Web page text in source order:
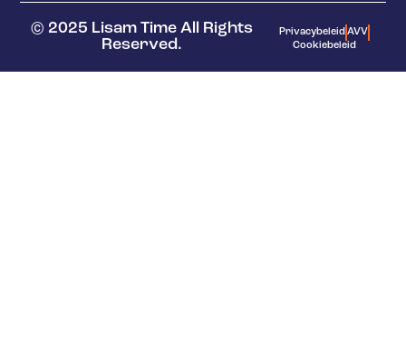
© 2025 Lisam Time All Rights
Reserved.
PrivacybeleidAVV
Cookiebeleid